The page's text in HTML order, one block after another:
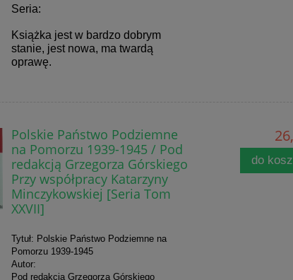
Seria:
Książka jest w bardzo dobrym
stanie, jest nowa, ma twardą
oprawę.
Polskie Państwo Podziemne
na Pomorzu 1939-1945 / Pod
redakcją Grzegorza Górskiego
Przy współpracy Katarzyny
Minczykowskiej [Seria Tom
XXVII]
Tytuł: Polskie Państwo Podziemne na
Pomorzu 1939-1945
Autor:
Pod redakcją Grzegorza Górskiego
do